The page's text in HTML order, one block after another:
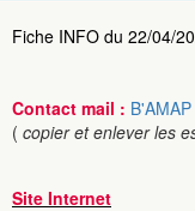
Fiche INFO du 22/04/
Contact mail : B'AMAP
( copier et enlever les
Site Internet